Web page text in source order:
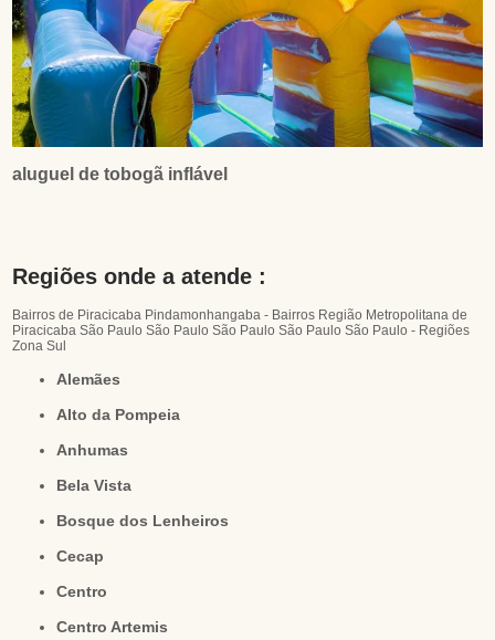
aluguel de tobogã inflável
Regiões onde a atende :
Bairros de Piracicaba Pindamonhangaba - Bairros Região Metropolitana de
Piracicaba São Paulo São Paulo São Paulo São PauloSão Paulo - Regiões
Zona Sul
Alemães
Alto da Pompeia
Anhumas
Bela Vista
Bosque dos Lenheiros
Cecap
Centro
Centro Artemis